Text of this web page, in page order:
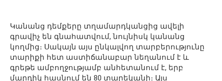
Կանանց դեմքերը տղամարդկանցից ավելի
գրավիչ են գնահատվում, նույնիսկ կանանց
կողմից։ Սակայն այս ընկալվող տարբերությունը
տարիքի հետ աստիճանաբար նեղանում է և
գրեթե ամբողջությամբ անհետանում է, երբ
մարդիկ հասնում են 80 տարեկանի։ Այս